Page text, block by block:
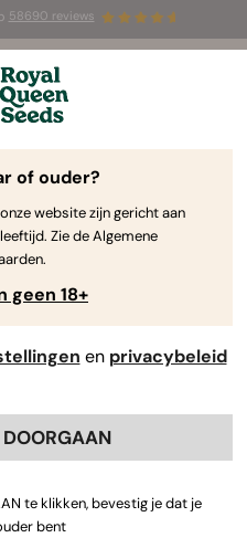
58690 reviews
zaadjesGRATIS voor de
Blog
of ouder?
website zijn gericht aan
Zie de Algemene
geen 18+
en privacybeleid
te klikken, bevestig je dat je
bent